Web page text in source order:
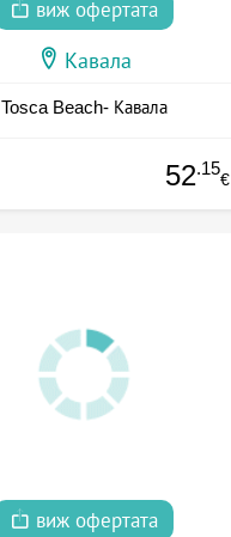
виж офертата
Кавала
Tosca Beach- Кавала
52.15
€
виж офертата